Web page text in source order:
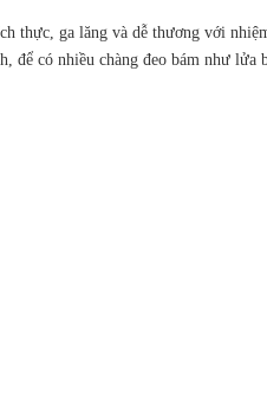
thực, ga lăng và dễ thương với
để có nhiều chàng đeo bám như